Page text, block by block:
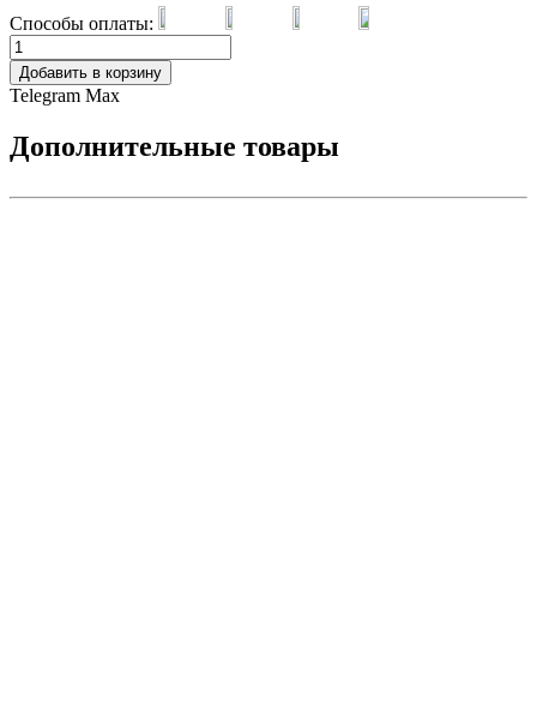
Способы оплаты:
Добавить в корзину
Telegram Max
Дополнительные товары